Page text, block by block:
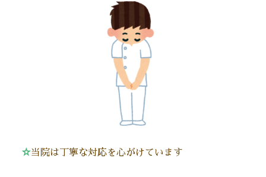
☆当院は丁寧な対応を心がけています